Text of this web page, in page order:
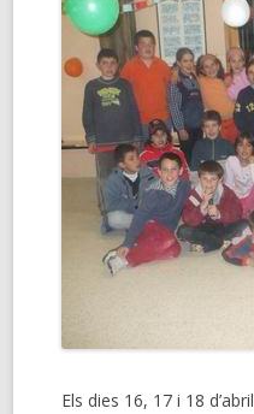
Els dies 16, 17 i 18